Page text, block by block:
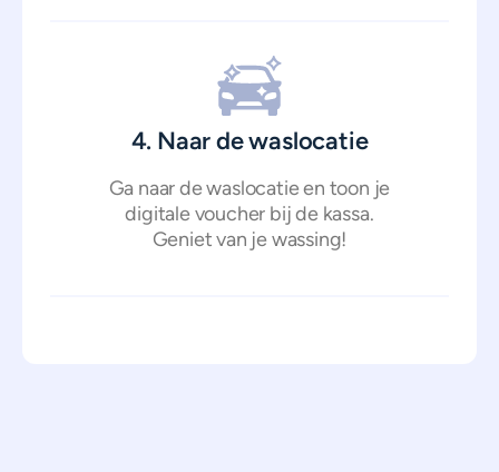
4. Naar de waslocatie
Ga naar de waslocatie en toon je
digitale voucher bij de kassa.
Geniet van je wassing!